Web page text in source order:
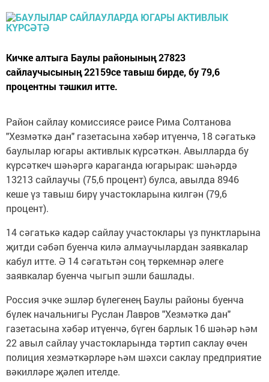
Кичке алтыга Баулы районының 27823
сайлаучысының 22159се тавыш бирде, бу 79,6
процентны тәшкил итте.
Район сайлау комиссиясе рәисе Рима Солтанова
"Хезмәткә дан" газетасына хәбәр итүенчә, 18 сәгатькә
баулылар югары активлык күрсәткән. Авылларда бу
күрсәткеч шәһәргә караганда югарырак: шәһәрдә
13213 сайлаучы (75,6 процент) булса, авылда 8946
кеше үз тавыш бирү участокларына килгән (79,6
процент).
14 сәгатькә кадәр сайлау участоклары үз пунктларына
җитди сәбәп буенча килә алмаучылардан заявкалар
кабул итте. Ә 14 сәгатьтән соң төркемнәр әлеге
заявкалар буенча чыгып эшли башлады.
Россия эчке эшләр бүлегенең Баулы районы буенча
бүлек начальнигы Руслан Лавров "Хезмәткә дан"
газетасына хәбәр итүенчә, бүген барлык 16 шәһәр һәм
22 авыл сайлау участокларында тәртип саклау өчен
полиция хезмәткәрләре һәм шәхси саклау предприятие
вәкилләре җәлеп ителде.